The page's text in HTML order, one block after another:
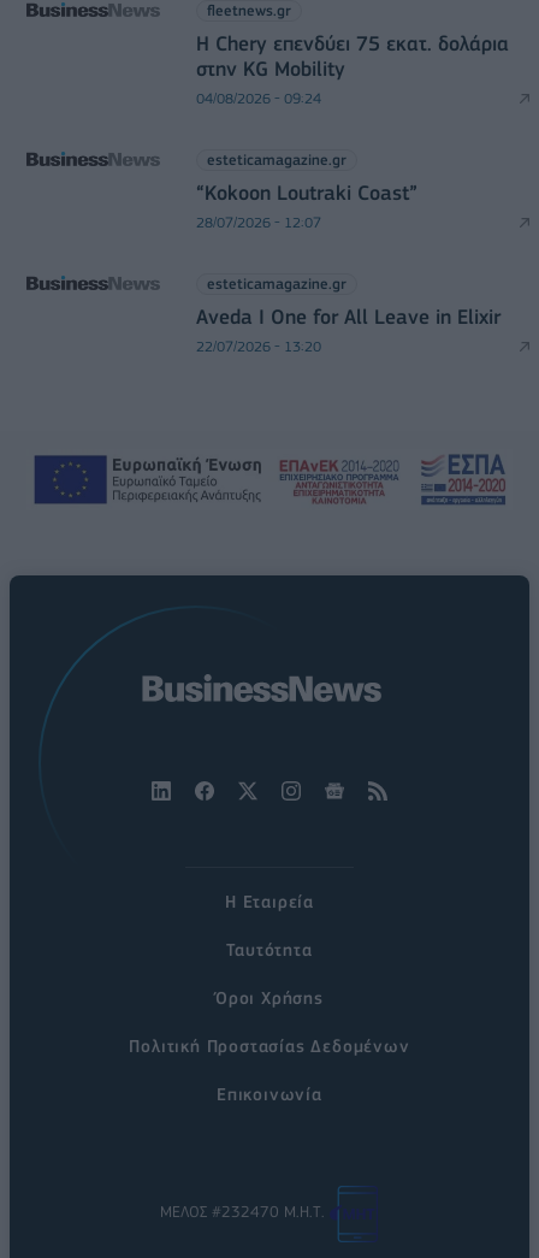
fleetnews.gr
Η Chery επενδύει 75 εκατ. δολάρια
στην KG Mobility
04/08/2026 - 09:24
esteticamagazine.gr
“Kokoon Loutraki Coast”
28/07/2026 - 12:07
esteticamagazine.gr
Aveda I One for All Leave in Elixir
22/07/2026 - 13:20
Η Εταιρεία
Ταυτότητα
Όροι Χρήσης
Πολιτική Προστασίας Δεδομένων
Επικοινωνία
ΜΕΛΟΣ #232470 Μ.Η.Τ.